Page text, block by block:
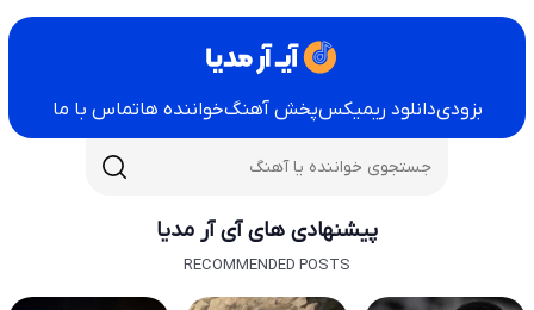
بزودیدانلود ریمیکسپخش آهنگخواننده هاتماس با ما
پیشنهادی های آی آر مدیا
RECOMMENDED POSTS